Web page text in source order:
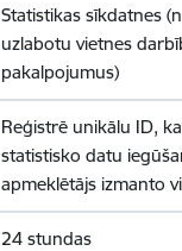
Statistikas sīkdatnes
uzlabotu vietnes
pakalpojumus)
Reģistrē unikālu ID,
statistisko datu
apmeklētājs izmanto
24 stundas